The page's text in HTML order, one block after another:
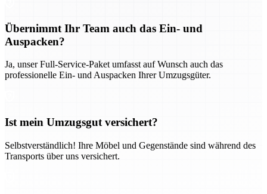
Übernimmt Ihr Team auch das Ein- und
Auspacken?
Ja, unser Full-Service-Paket umfasst auf Wunsch auch das
professionelle Ein- und Auspacken Ihrer Umzugsgüter.
Ist mein Umzugsgut versichert?
Selbstverständlich! Ihre Möbel und Gegenstände sind während des
Transports über uns versichert.